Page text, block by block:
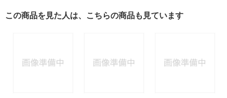
この商品を見た人は、こちらの商品も見ています